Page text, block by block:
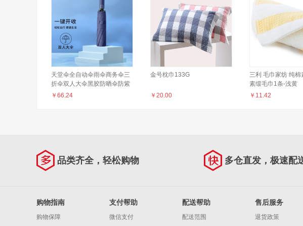
天堂伞全自动伞雨伞商务伞三
折伞双人大伞黑胶防晒伞防紫
外线伞晴雨两用伞男女 1#黛蓝
￥ 66.24
金号枕巾133G
￥ 20.00
三利 毛巾家纺 纯棉
素缎毛巾1条-浅黄
￥ 11.42
品类齐全，轻松购物 多仓直发，极速配
购物指南
购物保障
支付帮助
微信支付
配送帮助
配送范围
售后服务
退货政策